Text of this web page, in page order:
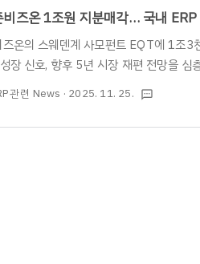
사업부입니다. ★ 중소·중견기업이
즈온 1조원 지분매각… 국내 ERP
온의 스웨덴계 사모펀트 EQT에 1조
장 신호, 향후 5년 시장 재편 전망을 심
입니다. " 궁금한 내용이 있으시다면 언
1004* 홈페이지 문의 : https://
아이리스인포테크(주)의 SAP ERP 사
관련 News · 2025. 11. 25. textsms